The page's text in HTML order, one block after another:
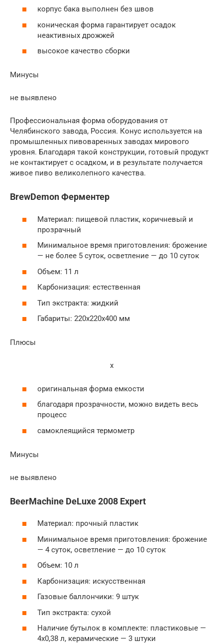
корпус бака выполнен без швов
коническая форма гарантирует осадок
неактивных дрожжей
высокое качество сборки
Минусы
не выявлено
Профессиональная форма оборудования от
Челябинского завода, Россия. Конус используется на
промышленных пивоваренных заводах мирового
уровня. Благодаря такой конструкции, готовый продукт
не контактирует с осадком, и в результате получается
живое пиво великолепного качества.
BrewDemon Ферментер
Материал: пищевой пластик, коричневый и
прозрачный
Минимальное время приготовления: брожение
— не более 5 суток, осветление — до 10 суток
Объем: 11 л
Карбонизация: естественная
Тип экстракта: жидкий
Габариты: 220х220х400 мм
Плюсы
x
оригинальная форма емкости
благодаря прозрачности, можно видеть весь
процесс
самоклеящийся термометр
Минусы
не выявлено
BeerMachine DeLuxe 2008 Expert
Материал: прочный пластик
Минимальное время приготовления: брожение
— 4 суток, осветление — до 10 суток
Объем: 10 л
Карбонизация: искусственная
Газовые баллончики: 9 штук
Тип экстракта: сухой
Наличие бутылок в комплекте: пластиковые —
4х0,38 л, керамические — 3 штуки